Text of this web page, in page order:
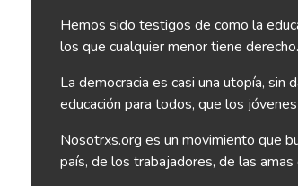
Hemos sido testigos de como la
los que cualquier menor tiene derecho.
La democracia es casi una utopía, sin
educación para todos, que los
Nosotrxs.org es un movimiento que
país, de los trabajadores, de las